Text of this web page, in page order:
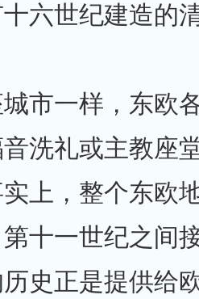
六世纪建造的
市一样，东欧
洗礼或主教座
上，整个东欧
十一世纪之间
史正是提供给